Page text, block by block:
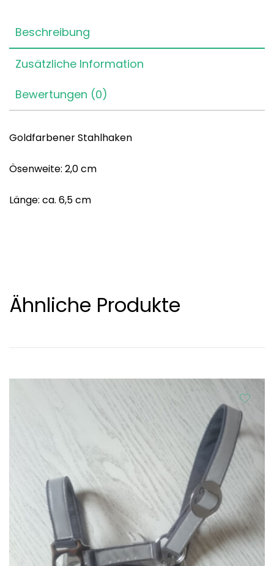
Beschreibung
Zusätzliche Information
Bewertungen (0)
Goldfarbener Stahlhaken
Ösenweite: 2,0 cm
Länge: ca. 6,5 cm
Ähnliche Produkte